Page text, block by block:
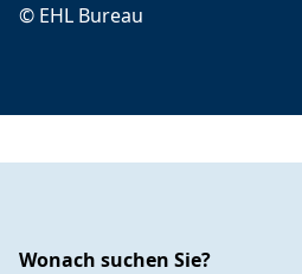
© EHL Bureau
Wonach suchen Sie?